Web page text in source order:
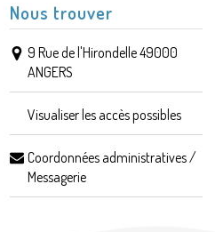
Nous trouver
9 Rue de l'Hirondelle 49000
ANGERS
Visualiser les accès possibles
Coordonnées administratives /
Messagerie